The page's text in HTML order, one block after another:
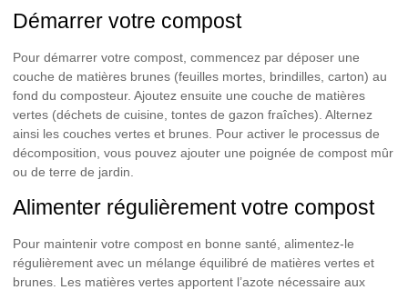
Démarrer votre compost
Pour démarrer votre compost, commencez par déposer une
couche de matières brunes (feuilles mortes, brindilles, carton) au
fond du composteur. Ajoutez ensuite une couche de matières
vertes (déchets de cuisine, tontes de gazon fraîches). Alternez
ainsi les couches vertes et brunes. Pour activer le processus de
décomposition, vous pouvez ajouter une poignée de compost mûr
ou de terre de jardin.
Alimenter régulièrement votre compost
Pour maintenir votre compost en bonne santé, alimentez-le
régulièrement avec un mélange équilibré de matières vertes et
brunes. Les matières vertes apportent l’azote nécessaire aux